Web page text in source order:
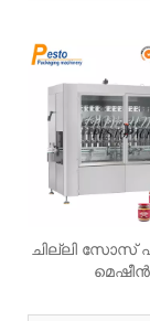
ചില്ലി സോസ്
മെഷീൻ